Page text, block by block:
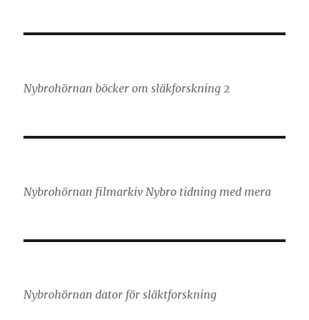
Nybrohörnan böcker om släkforskning 2
Nybrohörnan filmarkiv Nybro tidning med mera
Nybrohörnan dator för släktforskning